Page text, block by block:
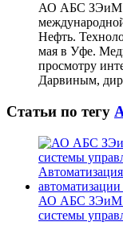
АО АБС ЗЭиМ
Нефть.
мая в Уфе.
просмотру
Дарвиным,
Статьи по тегу
АО АБС ЗЭиМ
системы